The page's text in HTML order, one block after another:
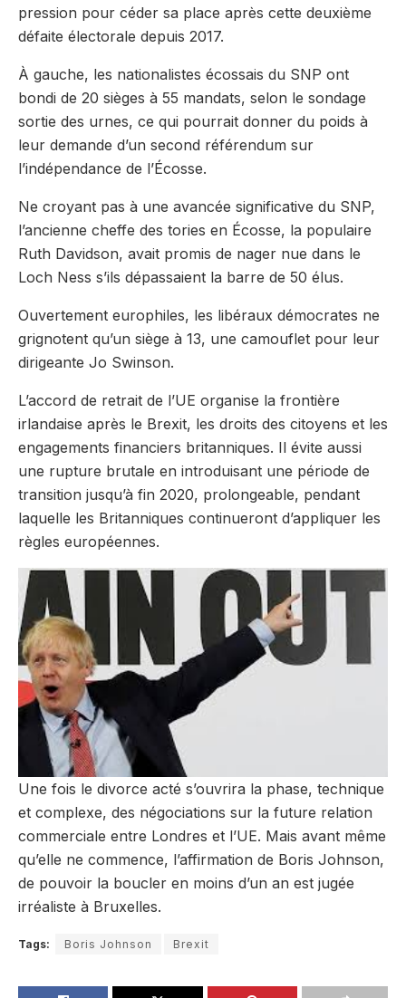
pression pour céder sa place après cette deuxième
défaite électorale depuis 2017.
À gauche, les nationalistes écossais du SNP ont
bondi de 20 sièges à 55 mandats, selon le sondage
sortie des urnes, ce qui pourrait donner du poids à
leur demande d’un second référendum sur
l’indépendance de l’Écosse.
Ne croyant pas à une avancée significative du SNP,
l’ancienne cheffe des tories en Écosse, la populaire
Ruth Davidson, avait promis de nager nue dans le
Loch Ness s’ils dépassaient la barre de 50 élus.
Ouvertement europhiles, les libéraux démocrates ne
grignotent qu’un siège à 13, une camouflet pour leur
dirigeante Jo Swinson.
L’accord de retrait de l’UE organise la frontière
irlandaise après le Brexit, les droits des citoyens et les
engagements financiers britanniques. Il évite aussi
une rupture brutale en introduisant une période de
transition jusqu’à fin 2020, prolongeable, pendant
laquelle les Britanniques continueront d’appliquer les
règles européennes.
Une fois le divorce acté s’ouvrira la phase, technique
et complexe, des négociations sur la future relation
commerciale entre Londres et l’UE. Mais avant même
qu’elle ne commence, l’affirmation de Boris Johnson,
de pouvoir la boucler en moins d’un an est jugée
irréaliste à Bruxelles.
Tags: Boris Johnson Brexit